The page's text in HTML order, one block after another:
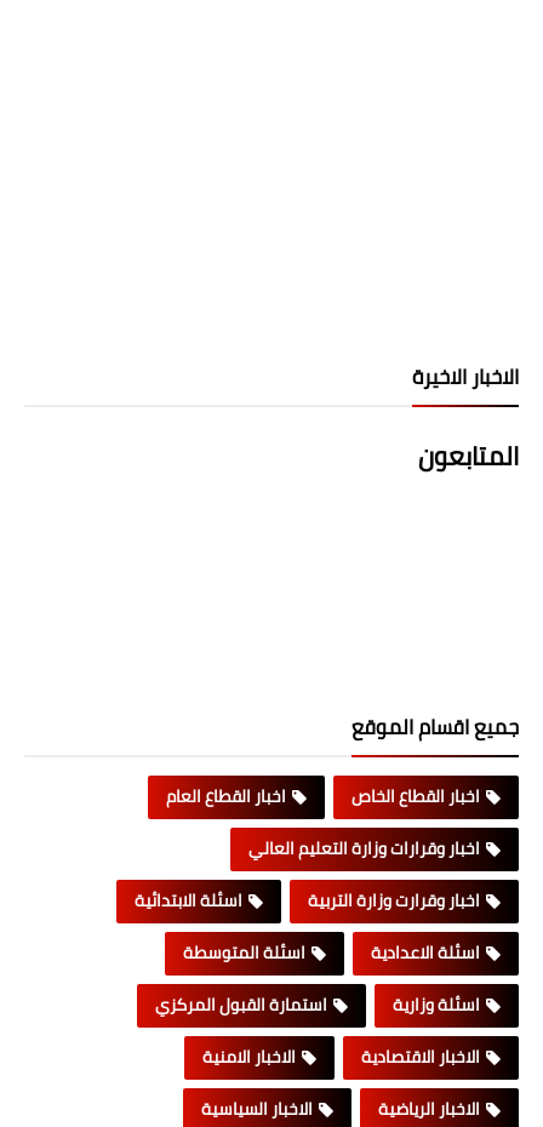
الاخبار الاخيرة
المتابعون
جميع اقسام الموقع
اخبار القطاع الخاص
اخبار القطاع العام
اخبار وقرارات وزارة التعليم العالي
اخبار وقرارت وزارة التربية
اسئلة الابتدائية
اسئلة الاعدادية
اسئلة المتوسطة
اسئلة وزارية
استمارة القبول المركزي
الاخبار الاقتصادية
الاخبار الامنية
الاخبار الرياضية
الاخبار السياسية